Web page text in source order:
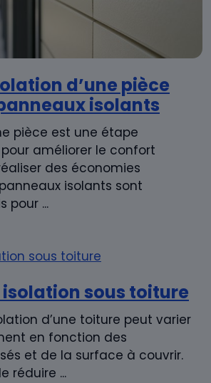
d’une pièce
isolants
pièce est une étape
améliorer le confort
des économies
isolants sont
pour ...
isolation sous toiture
d’une toiture peut varier
en fonction des
et de la surface à couvrir.
réduire ...